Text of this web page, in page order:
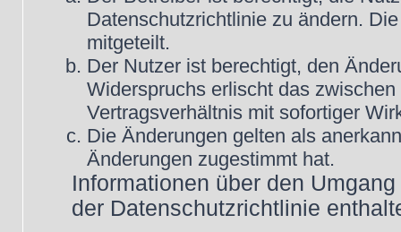
Datenschutzrichtlinie zu ändern.
mitgeteilt.
Der Nutzer ist berechtigt, den
Widerspruchs erlischt das
Vertragsverhältnis mit sofortiger
Die Änderungen gelten als
Änderungen zugestimmt hat.
Informationen über den
der Datenschutzrichtlinie